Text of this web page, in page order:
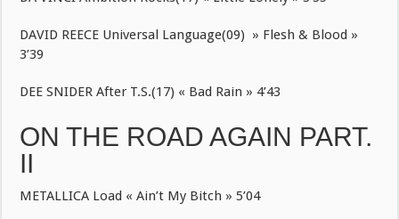
DAVID REECE Universal Language(09) » Flesh & Blood »
3’39
DEE SNIDER After T.S.(17) « Bad Rain » 4’43
ON THE ROAD AGAIN PART.
II
METALLICA Load « Ain’t My Bitch » 5’04